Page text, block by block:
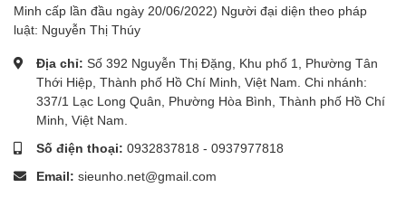
Minh cấp lần đầu ngày 20/06/2022) Người đại diện theo pháp
luật: Nguyễn Thị Thúy
Địa chỉ: Số 392 Nguyễn Thị Đặng, Khu phố 1, Phường Tân
Thới Hiệp, Thành phố Hồ Chí Minh, Việt Nam. Chi nhánh:
337/1 Lạc Long Quân, Phường Hòa Bình, Thành phố Hồ Chí
Minh, Việt Nam.
Số điện thoại: 0932837818 - 0937977818
Email: sieunho.net@gmail.com